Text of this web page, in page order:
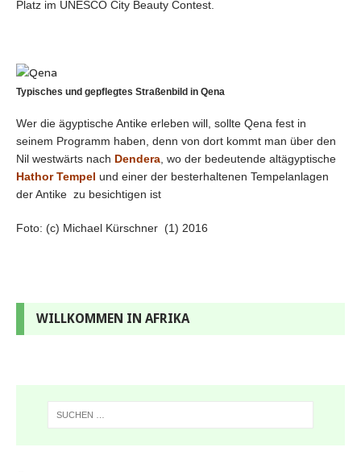
Platz im UNESCO City Beauty Contest.
Typisches und gepflegtes Straßenbild in Qena
Wer die ägyptische Antike erleben will, sollte Qena fest in
seinem Programm haben, denn von dort kommt man über den
Nil westwärts nach Dendera , wo der bedeutende altägyptische
Hathor Tempel und einer der besterhaltenen Tempelanlagen
der Antike zu besichtigen ist
Foto: (c) Michael Kürschner (1) 2016
WILLKOMMEN IN AFRIKA